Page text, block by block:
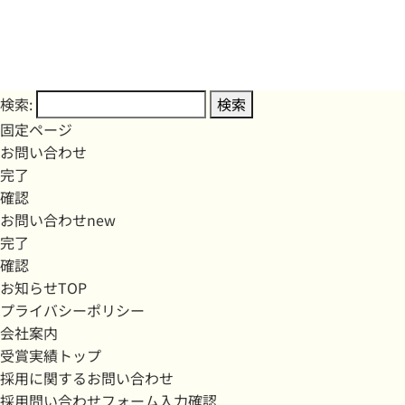
検索:
固定ページ
お問い合わせ
完了
確認
お問い合わせnew
完了
確認
お知らせTOP
プライバシーポリシー
会社案内
受賞実績トップ
採用に関するお問い合わせ
採用問い合わせフォーム入力確認